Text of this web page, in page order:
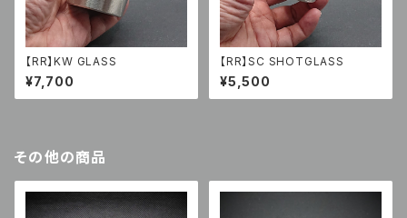
【RR】KW GLASS
¥7,700
【RR】SC SHOTGLASS
¥5,500
その他の商品